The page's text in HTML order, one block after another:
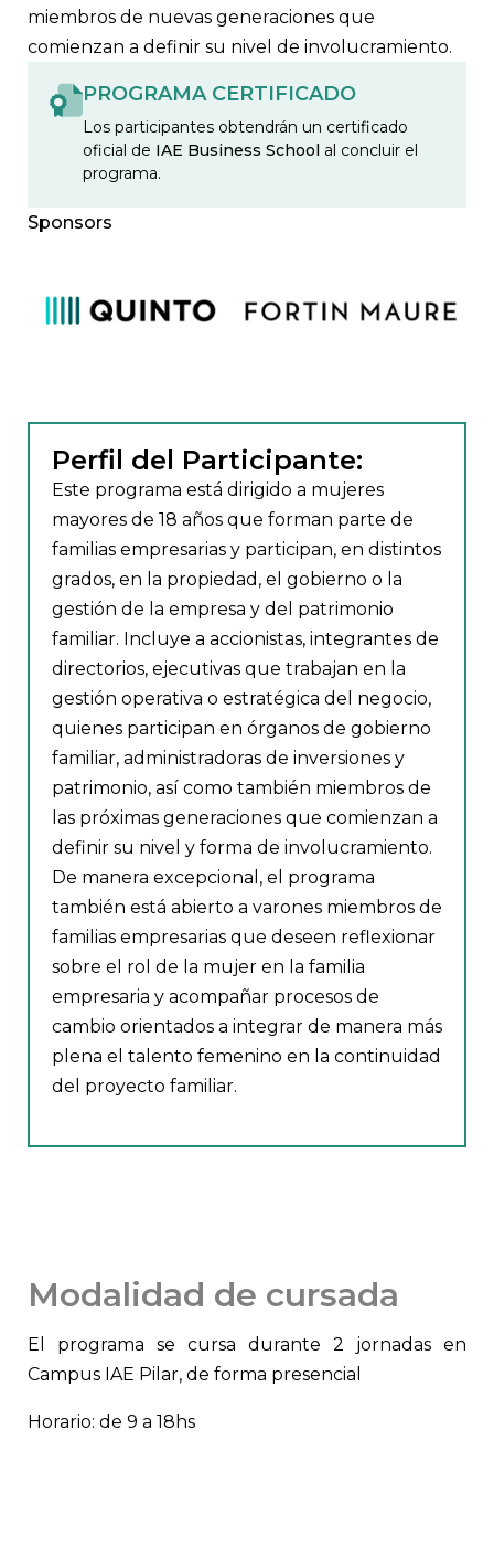
miembros de nuevas generaciones que
comienzan a definir su nivel de involucramiento.
PROGRAMA CERTIFICADO
Los participantes obtendrán un certificado
oficial de IAE Business School al concluir el
programa.
Sponsors
Perfil del Participante:
Este programa está dirigido a mujeres
mayores de 18 años que forman parte de
familias empresarias y participan, en distintos
grados, en la propiedad, el gobierno o la
gestión de la empresa y del patrimonio
familiar. Incluye a accionistas, integrantes de
directorios, ejecutivas que trabajan en la
gestión operativa o estratégica del negocio,
quienes participan en órganos de gobierno
familiar, administradoras de inversiones y
patrimonio, así como también miembros de
las próximas generaciones que comienzan a
definir su nivel y forma de involucramiento.
De manera excepcional, el programa
también está abierto a varones miembros de
familias empresarias que deseen reflexionar
sobre el rol de la mujer en la familia
empresaria y acompañar procesos de
cambio orientados a integrar de manera más
plena el talento femenino en la continuidad
del proyecto familiar.
Modalidad de cursada
El programa se cursa durante 2 jornadas en
Campus IAE Pilar, de forma presencial
Horario: de 9 a 18hs